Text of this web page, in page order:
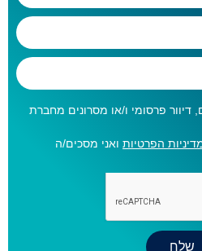
דיוור פרסומי ו/או מסרונים מחברת
הפרטיות ואני מסכים/ה